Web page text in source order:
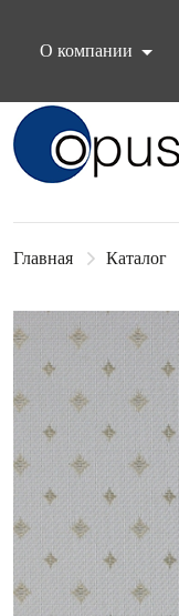
О компании
Блок поиска
Главная Каталог